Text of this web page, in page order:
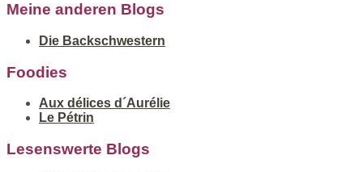
Meine anderen Blogs
Die Backschwestern
Foodies
Aux délices d´Aurélie
Le Pétrin
Lesenswerte Blogs